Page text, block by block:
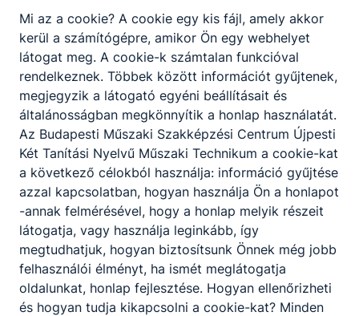
Technikum:
A technikum kizárólag szakmai vizsgára
felkészítő képzéseire érettségi végzettséggel
lehet jelentkezni. A képzési idő főszabály
szerint 2 év, de a fent leírtak szerint rövidebb
is lehet. A képzés ágazati alapoktatásból és
szakirányú oktatásból áll. Utóbbi a képzésben
részt vevőt foglalkoztató vállalatnál is
történhet, munkaszerződése megfelelő
módosításával. A szakmai vizsga sikeres
teljesítésével államilag elismert
szakképzettséget igazoló oklevelet szerezhet
a tanuló, illetve a képzésben részt vevő.
Mi az a cookie? A cookie egy kis fájl, amely akkor
kerül a számítógépre, amikor Ön egy webhelyet
látogat meg. A cookie-k számtalan funkcióval
rendelkeznek. Többek között információt gyűjtenek,
megjegyzik a látogató egyéni beállításait és
általánosságban megkönnyítik a honlap használatát.
Az Budapesti Műszaki Szakképzési Centrum Újpesti
Két Tanítási Nyelvű Műszaki Technikum a cookie-kat
a következő célokból használja: információ gyűjtése
azzal kapcsolatban, hogyan használja Ön a honlapot
-annak felmérésével, hogy a honlap melyik részeit
látogatja, vagy használja leginkább, így
megtudhatjuk, hogyan biztosítsunk Önnek még jobb
felhasználói élményt, ha ismét meglátogatja
oldalunkat, honlap fejlesztése. Hogyan ellenőrizheti
és hogyan tudja kikapcsolni a cookie-kat? Minden